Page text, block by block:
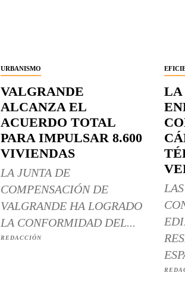
URBANISMO
VALGRANDE
ALCANZA EL
ACUERDO TOTAL
PARA IMPULSAR 8.600
VIVIENDAS
LA JUNTA DE
COMPENSACIÓN DE
VALGRANDE HA LOGRADO
LA CONFORMIDAD DEL...
REDACCIÓN
LA